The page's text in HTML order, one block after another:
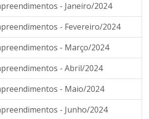
- Janeiro/2024
- Fevereiro/2024
- Março/2024
- Abril/2024
- Maio/2024
- Junho/2024